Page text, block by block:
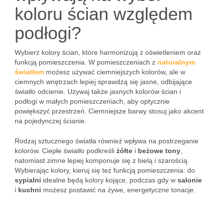
koloru ścian względem
podłogi?
Wybierz kolory ścian, które harmonizują z oświetleniem oraz
funkcją pomieszczenia. W pomieszczeniach z naturalnym
światłem możesz używać ciemniejszych kolorów, ale w
ciemnych wnętrzach lepiej sprawdzą się jasne, odbijające
światło odcienie. Używaj także jasnych kolorów ścian i
podłogi w małych pomieszczeniach, aby optycznie
powiększyć przestrzeń. Ciemniejsze barwy stosuj jako akcent
na pojedynczej ścianie.
Rodzaj sztucznego światła również wpływa na postrzeganie
kolorów. Ciepłe światło podkreśli żółte i beżowe tony
natomiast zimne lepiej komponuje się z bielą i szarością.
Wybierając kolory, kieruj się też funkcją pomieszczenia: do
sypialni idealne będą kolory kojące, podczas gdy w salonie
i kuchni możesz postawić na żywe, energetyczne tonacje.